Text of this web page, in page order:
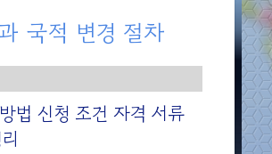
국적 변경 절차
법 신청 조건 자격 서류